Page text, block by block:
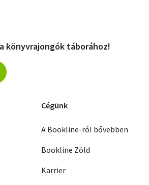
könyvrajongók táborához!
Cégünk
A Bookline-ról bővebben
Bookline Zöld
Karrier